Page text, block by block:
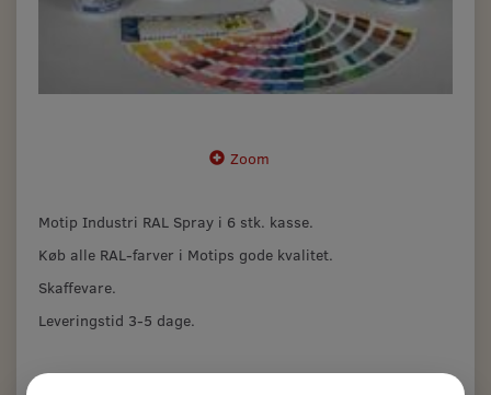
Zoom
Motip Industri RAL Spray i 6 stk. kasse.
Køb alle RAL-farver i Motips gode kvalitet.
Skaffevare.
Leveringstid 3-5 dage.